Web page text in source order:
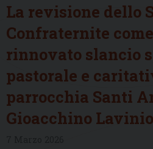
La revisione dello
Confraternite
rinnovato slancio
pastorale e
parrocchia Santi
Gioacchino Lavinio